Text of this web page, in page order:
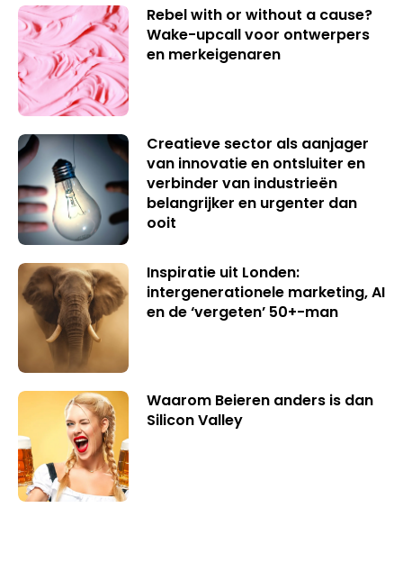
Rebel with or without a cause?
Wake-upcall voor ontwerpers
en merkeigenaren
Creatieve sector als aanjager
van innovatie en ontsluiter en
verbinder van industrieën
belangrijker en urgenter dan
ooit
Inspiratie uit Londen:
intergenerationele marketing, AI
en de ‘vergeten’ 50+-man
Waarom Beieren anders is dan
Silicon Valley